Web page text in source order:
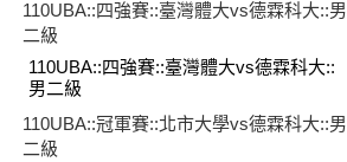
110UBA::四強賽::臺灣體大vs德霖科大::男
二級
110UBA::四強賽::臺灣體大vs德霖科大::
男二級
110UBA::冠軍賽::北市大學vs德霖科大::男
二級